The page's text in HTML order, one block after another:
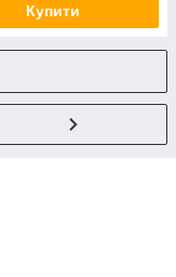
Купити